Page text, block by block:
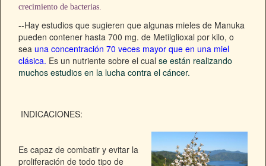
crecimiento de bacterias.
--Hay estudios que sugieren que algunas mieles de Manuka
pueden contener hasta 700 mg. de Metilglioxal por kilo, o
sea una concentración 70 veces mayor que en una miel
clásica. Es un nutriente sobre el cual se están realizando
muchos estudios en la lucha contra el cáncer.
INDICACIONES:
Es capaz de combatir y evitar la
proliferación de todo tipo de